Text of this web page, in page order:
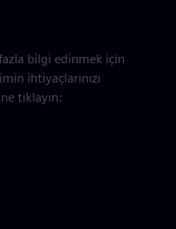
bilgi edinmek için
ihtiyaçlarınızı
tıklayın: